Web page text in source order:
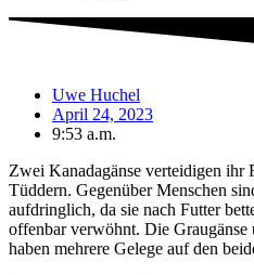
Uwe Huchel
April 24, 2023
9:53 a.m.
Zwei Kanadagänse verteidigen ihr
Tüddern. Gegenüber Menschen
aufdringlich, da sie nach Futter
offenbar verwöhnt. Die Graugänse
haben mehrere Gelege auf den